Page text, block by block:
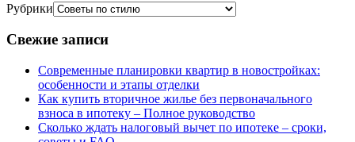
Рубрики
Свежие записи
Современные планировки квартир в новостройках:
особенности и этапы отделки
Как купить вторичное жилье без первоначального
взноса в ипотеку – Полное руководство
Сколько ждать налоговый вычет по ипотеке – сроки,